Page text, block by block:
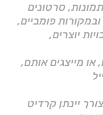
סרטונים
פומביים,
לחוק זכויות יוצרים,
מייצגים אותם,
יינתן קרדיט